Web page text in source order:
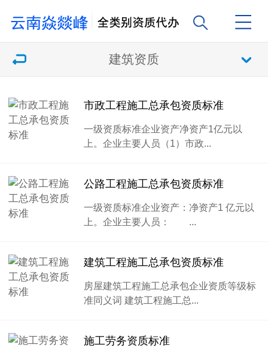
建筑资质
市政工程施工总承包资质标准
一级资质标准企业资产净资产1亿元以
上。企业主要人员（1）市政...
公路工程施工总承包资质标准
一级资质标准企业资产：净资产1 亿元以
上。企业主要人员： ...
建筑工程施工总承包资质标准
房屋建筑工程施工总承包企业资质等级标
准同义词 建筑工程施工总...
施工劳务资质标准